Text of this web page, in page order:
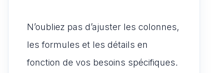
N’oubliez pas d’ajuster les colonnes,
les formules et les détails en
fonction de vos besoins spécifiques.